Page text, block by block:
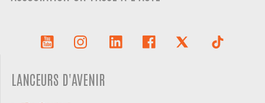
LANCEURS D'AVENIR